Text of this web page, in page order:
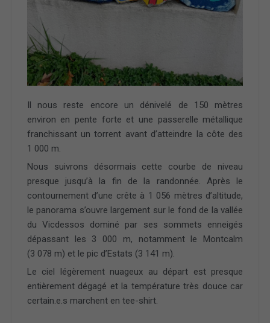
Il nous reste encore un dénivelé de 150 mètres
environ en pente forte et une passerelle métallique
franchissant un torrent avant d’atteindre la côte des
1 000 m.
Nous suivrons désormais cette courbe de niveau
presque jusqu’à la fin de la randonnée. Après le
contournement d’une crête à 1 056 mètres d’altitude,
le panorama s’ouvre largement sur le fond de la vallée
du Vicdessos dominé par ses sommets enneigés
dépassant les 3 000 m, notamment le Montcalm
(3 078 m) et le pic d’Estats (3 141 m).
Le ciel légèrement nuageux au départ est presque
entièrement dégagé et la température très douce car
certain.e.s marchent en tee-shirt.